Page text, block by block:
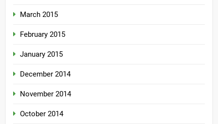
March 2015
February 2015
January 2015
December 2014
November 2014
October 2014